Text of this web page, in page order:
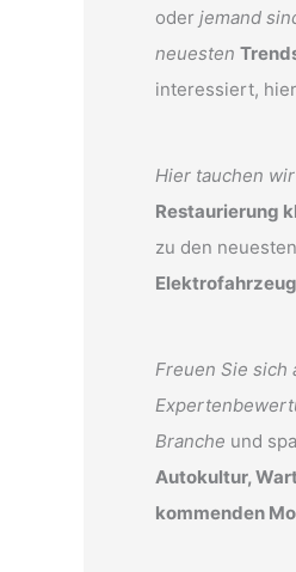
oder jemand
neuesten
interessiert,
Hier tauchen
Restaurierung
zu den neuesten
Freuen Sie sich
Branche und
Autokultur,
kommenden